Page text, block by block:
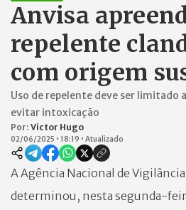
Anvisa
repelente
com origem
Uso de repelente deve ser limitado
evitar intoxicação
Por: Victor Hugo
02/06/2025 • 18:19 • Atualizado
A Agência Nacional de
determinou, nesta segunda-